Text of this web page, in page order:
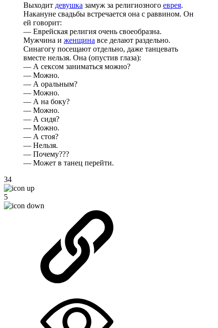
Выходит девушка замуж за религиозного еврея.
Накануне свадьбы встречается она с раввином. Он
ей говорит:
— Еврейская религия очень своеобразна.
Мужчина и женщина все делают раздельно.
Синагогу посещают отдельно, даже танцевать
вместе нельзя. Она (опустив глаза):
— А сексом заниматься можно?
— Можно.
— А оральным?
— Можно.
— А на боку?
— Можно.
— А сидя?
— Можно.
— А стоя?
— Нельзя.
— Почему???
— Может в танец перейти.
34
5